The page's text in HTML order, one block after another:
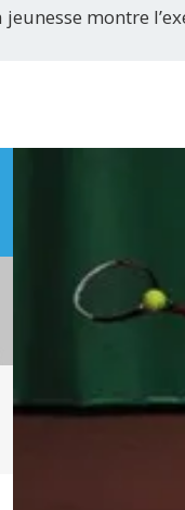
jeunesse montre